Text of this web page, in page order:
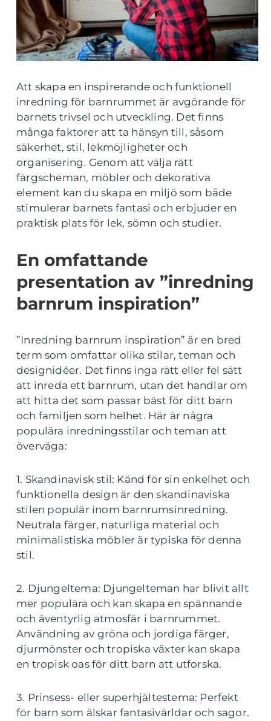
Att skapa en inspirerande och funktionell
inredning för barnrummet är avgörande för
barnets trivsel och utveckling. Det finns
många faktorer att ta hänsyn till, såsom
säkerhet, stil, lekmöjligheter och
organisering. Genom att välja rätt
färgscheman, möbler och dekorativa
element kan du skapa en miljö som både
stimulerar barnets fantasi och erbjuder en
praktisk plats för lek, sömn och studier.
En omfattande
presentation av ”inredning
barnrum inspiration”
”Inredning barnrum inspiration” är en bred
term som omfattar olika stilar, teman och
designidéer. Det finns inga rätt eller fel sätt
att inreda ett barnrum, utan det handlar om
att hitta det som passar bäst för ditt barn
och familjen som helhet. Här är några
populära inredningsstilar och teman att
överväga:
1. Skandinavisk stil: Känd för sin enkelhet och
funktionella design är den skandinaviska
stilen populär inom barnrumsinredning.
Neutrala färger, naturliga material och
minimalistiska möbler är typiska för denna
stil.
2. Djungeltema: Djungelteman har blivit allt
mer populära och kan skapa en spännande
och äventyrlig atmosfär i barnrummet.
Användning av gröna och jordiga färger,
djurmönster och tropiska växter kan skapa
en tropisk oas för ditt barn att utforska.
3. Prinsess- eller superhjältestema: Perfekt
för barn som älskar fantasivärldar och sagor.